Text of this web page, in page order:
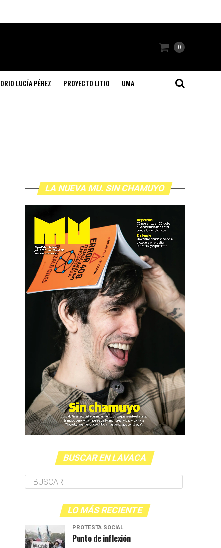
0
LUCÍA PÉREZ PROYECTO LITIO UMA
LA NUEVA MU. SIN CHAMUYO
BUSCAR EN LAVACA
LO MÁS RECIENTE
PROTESTA SOCIAL
Punto de inflexión